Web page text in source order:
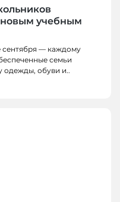
учебным
сентября — каждому
семьи
одежды, обуви и..